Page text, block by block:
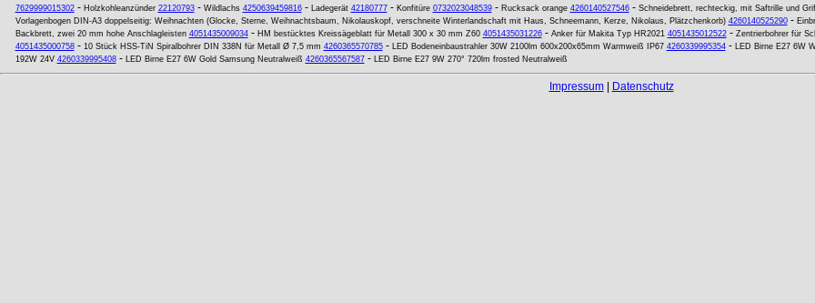
7629999015302- Holzkohleanzünder 22120793- Wildlachs 4250639459816- Ladegerät 42180777- Konfitüre 0732023048539- Rucksack orange 4260140527546- Schneidebrett, rechteckig, mit Saftrille und
Vorlagenbogen DIN-A3 doppelseitig: Weihnachten (Glocke, Sterne, Weihnachtsbaum, Nikolauskopf, verschneite Winterlandschaft mit Haus, Schneemann, Kerze, Nikolaus, Plätzchenkorb) 4260140525290-
Backbrett, zwei 20 mm hohe Anschlagleisten 4051435009034- HM bestücktes Kreissägeblatt für Metall 300 x 30 mm Z60 4051435031226- Anker für Makita Typ HR2021 4051435012522- Zentrierbohrer für
4051435000758- 10 Stück HSS-TiN Spiralbohrer DIN 338N für Metall Ø 7,5 mm 4260365570785- LED Bodeneinbaustrahler 30W 2100lm 600x200x65mm Warmweiß IP67 4260339995354- LED Birne E27 6W
192W 24V 4260339995408- LED Birne E27 6W Gold Samsung Neutralweiß 4260365567587- LED Birne E27 9W 270° 720lm frosted Neutralweiß
Impressum| Datenschutz